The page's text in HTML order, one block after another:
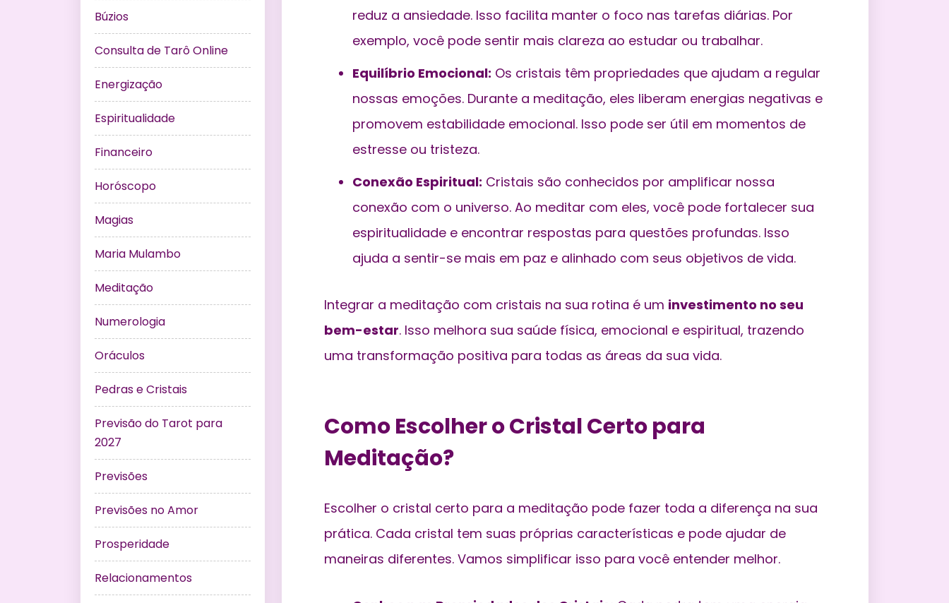
reduz a ansiedade. Isso facilita manter o foco nas tarefas diárias. Por
exemplo, você pode sentir mais clareza ao estudar ou trabalhar.
Equilíbrio Emocional: Os cristais têm propriedades que ajudam a regular
nossas emoções. Durante a meditação, eles liberam energias negativas e
promovem estabilidade emocional. Isso pode ser útil em momentos de
estresse ou tristeza.
Conexão Espiritual: Cristais são conhecidos por amplificar nossa
conexão com o universo. Ao meditar com eles, você pode fortalecer sua
espiritualidade e encontrar respostas para questões profundas. Isso
ajuda a sentir-se mais em paz e alinhado com seus objetivos de vida.
Integrar a meditação com cristais na sua rotina é um investimento no seu
bem-estar. Isso melhora sua saúde física, emocional e espiritual, trazendo
uma transformação positiva para todas as áreas da sua vida.
Como Escolher o Cristal Certo para
Meditação?
Escolher o cristal certo para a meditação pode fazer toda a diferença na sua
prática. Cada cristal tem suas próprias características e pode ajudar de
maneiras diferentes. Vamos simplificar isso para você entender melhor.
Búzios
Consulta de Tarô Online
Energização
Espiritualidade
Financeiro
Horóscopo
Magias
Maria Mulambo
Meditação
Numerologia
Oráculos
Pedras e Cristais
Previsão do Tarot para
2027
Previsões
Previsões no Amor
Prosperidade
Relacionamentos